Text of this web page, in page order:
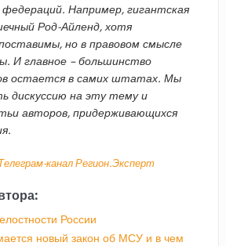
Например, гигантская
Род-Айленд, хотя
но в правовом смысле
И главное – большинство
остается в самих штатах. Мы
дискуссию на эту тему и
авторов, придерживающихся
канал Регион.Эксперт
России
новый закон об МСУ и в чем